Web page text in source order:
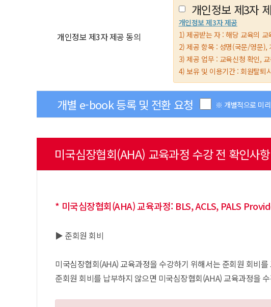
개인정보 제3자 제공 동의
개인정보 제3자
개인정보 제3자 제공
1) 제공받는 자 : 해당 교육의
2) 제공 항목 : 성명(국문/영문),
3) 제공 업무 : 교육신청 확인,
4) 보유 및 이용기간 : 회원탈퇴
개별 e-book 등록 및 전환 요청 ※ 개별적으로 미
미국심장협회(AHA) 교육과정 수강 전 확인사항
* 미국심장협회(AHA) 교육과정: BLS, ACLS, PALS
▶ 준회원 회비
미국심장협회(AHA) 교육과정을 수강하기 위해서는 준회원 회비
준회원 회비를 납부하지 않으면 미국심장협회(AHA) 교육과정을